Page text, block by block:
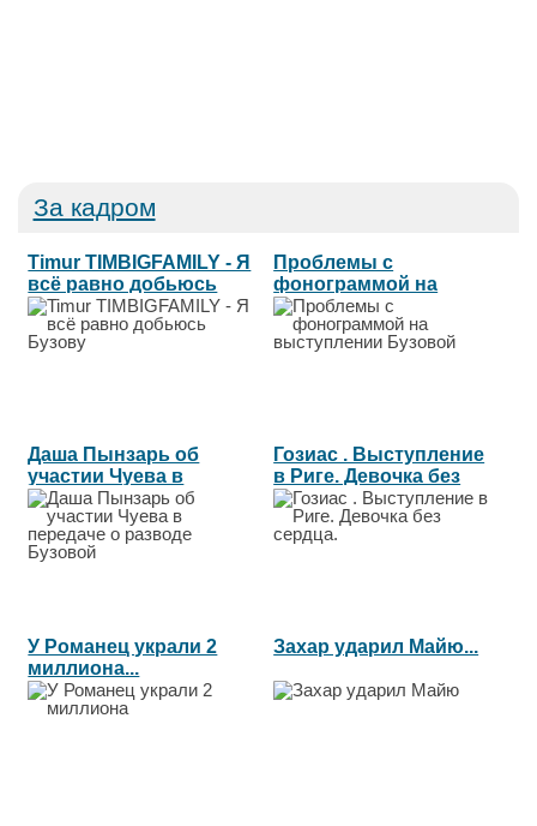
За кадром
Timur TIMBIGFAMILY - Я
всё равно добьюсь
Бузову...
Проблемы с
фонограммой на
выступлении
Бузовой...
Даша Пынзарь об
участии Чуева в
передаче о...
Гозиас . Выступление
в Риге. Девочка без
сердца....
У Романец украли 2
миллиона...
Захар ударил Майю...